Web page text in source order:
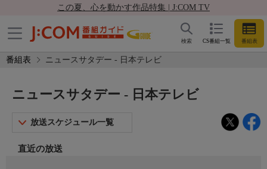
この夏、心を動かす作品特集 | J:COM TV
CS番組一覧 番組表
検索
番組表 ニュースサタデー - 日本テレビ
ニュースサタデー - 日本テレビ
放送スケジュール一覧
直近の放送